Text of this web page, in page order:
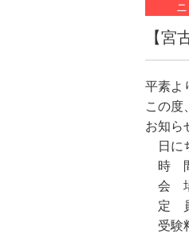
【宮
平素よ
この度
お知ら
日に
時 間
会 場
定
受験